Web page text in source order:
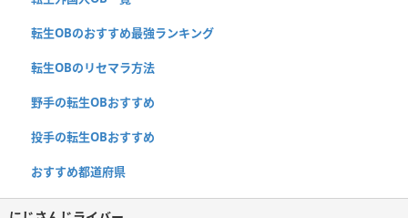
転生OBのおすすめ最強ランキング
転生OBのリセマラ方法
野手の転生OBおすすめ
投手の転生OBおすすめ
おすすめ都道府県